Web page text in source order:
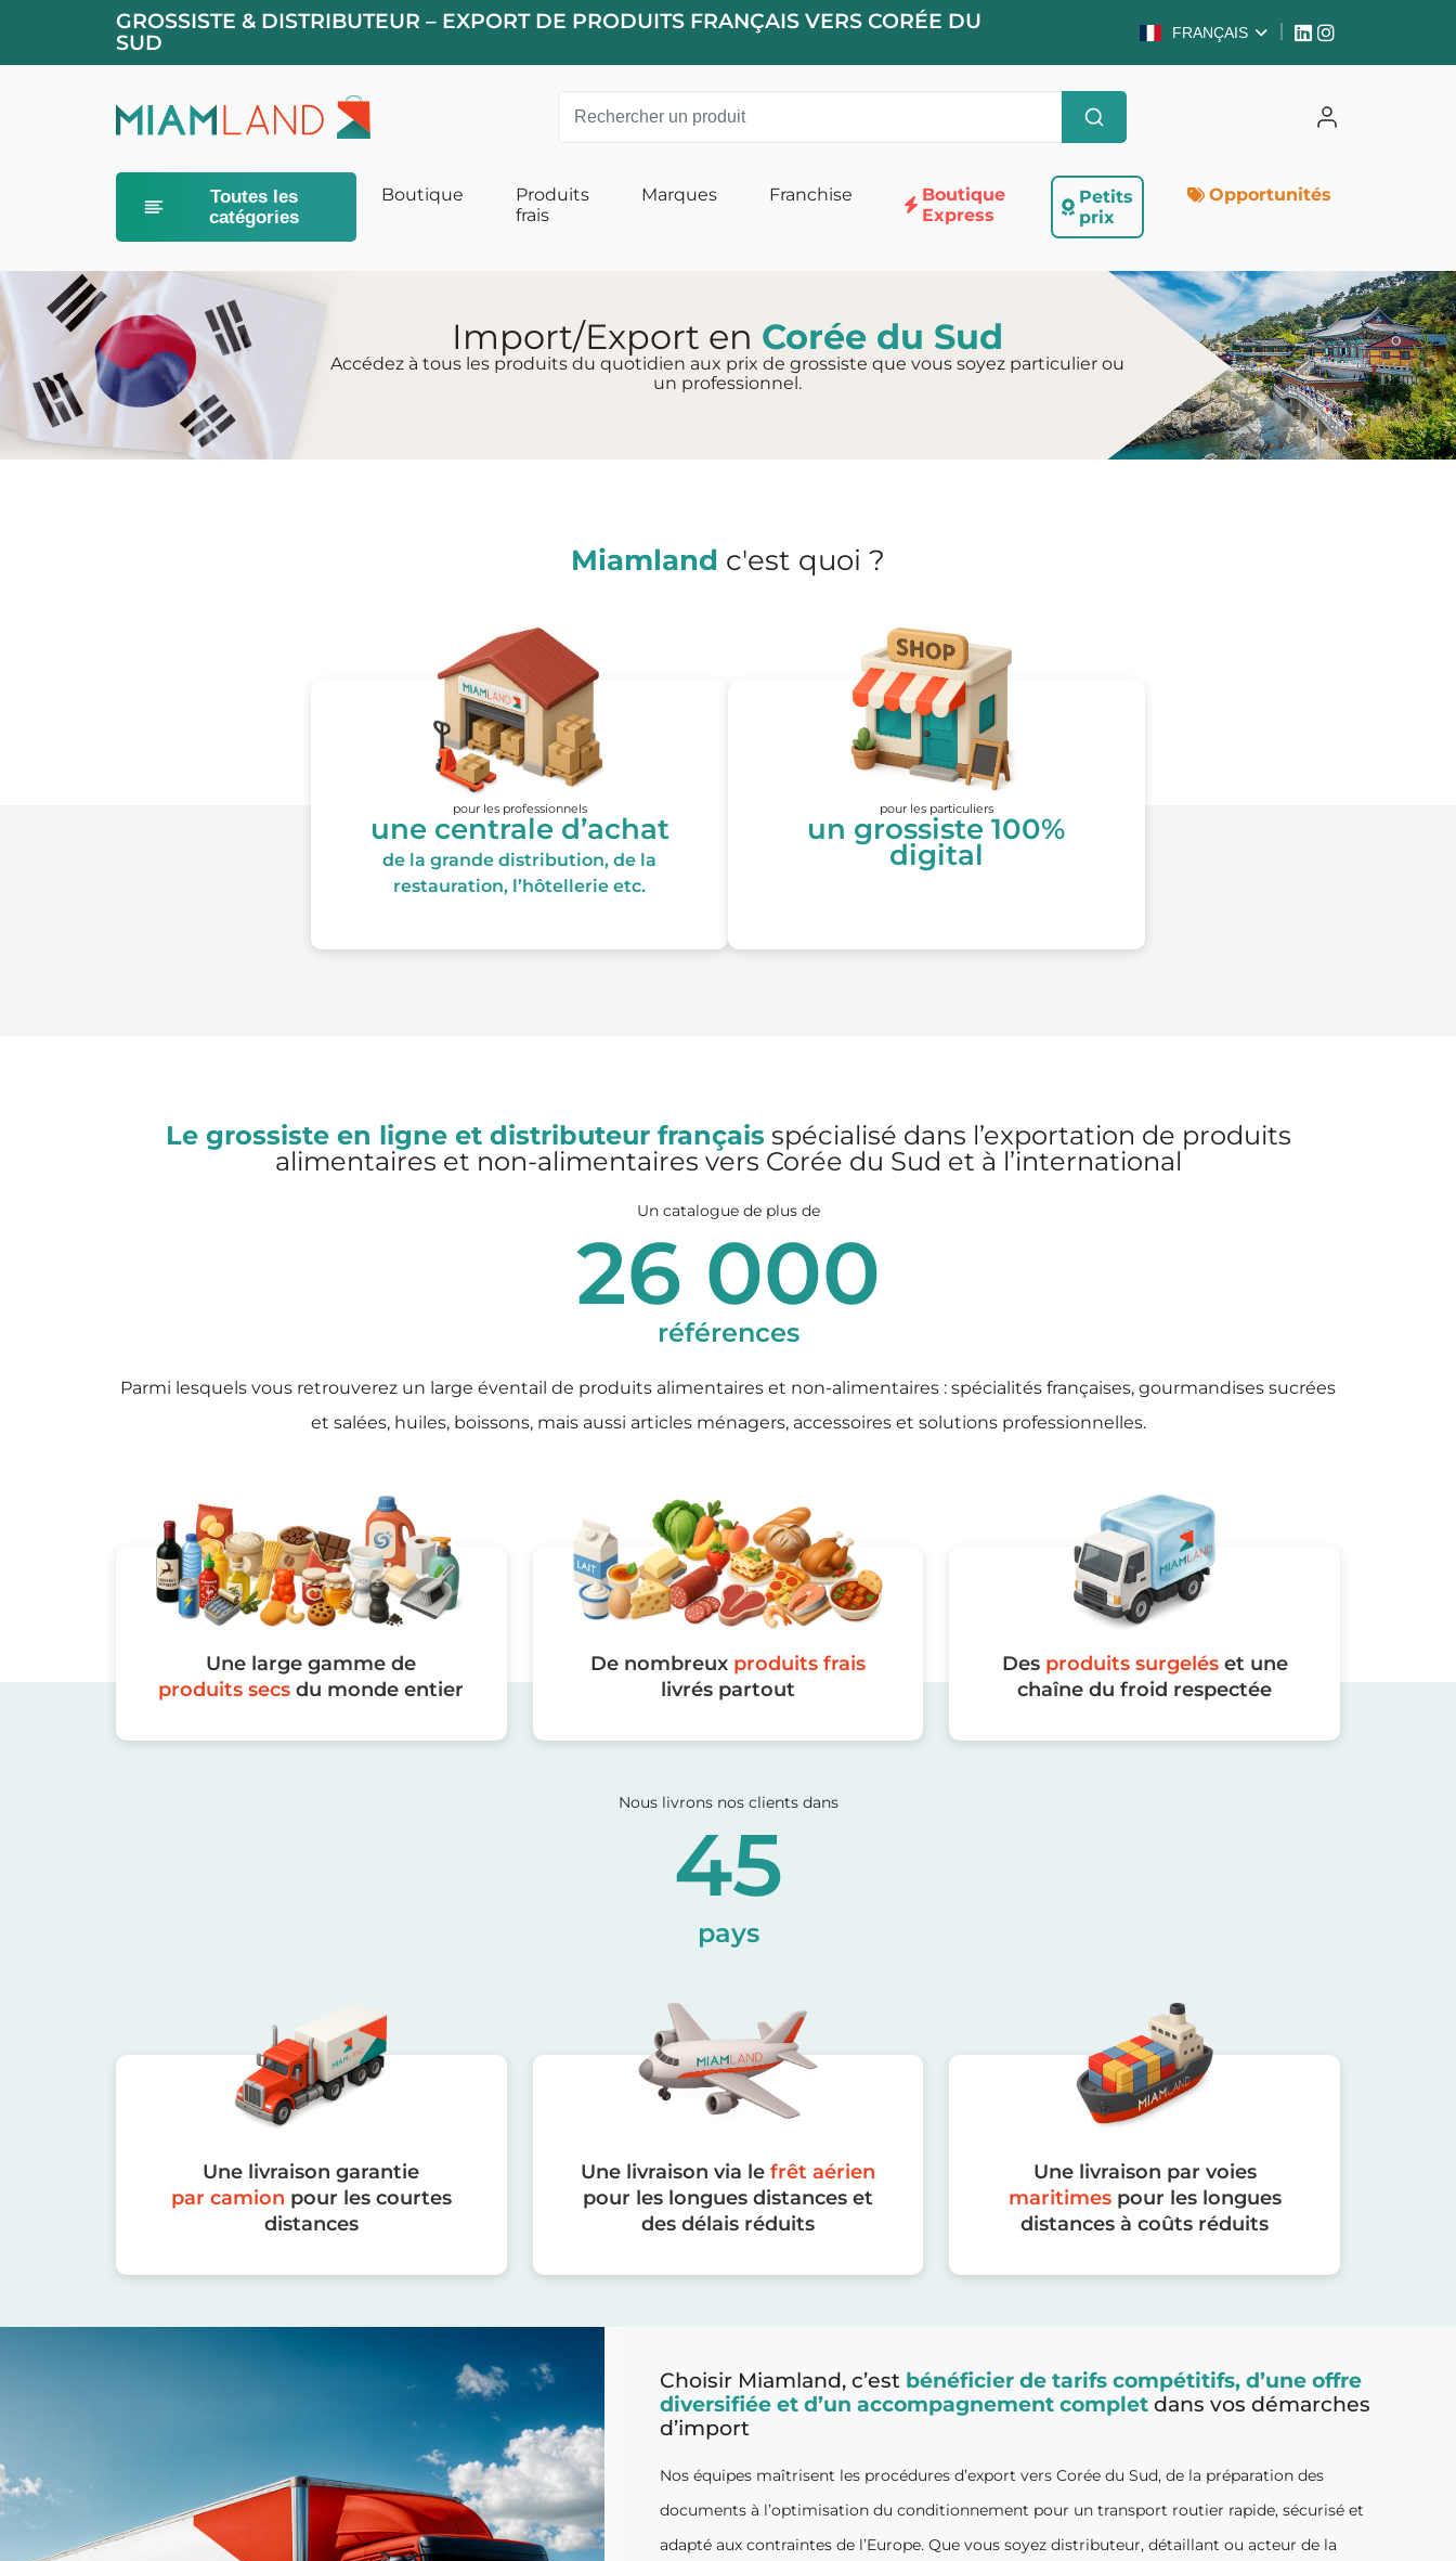
GROSSISTE & DISTRIBUTEUR – EXPORT DE PRODUITS FRANÇAIS VERS CORÉE DU
SUD
FRANÇAIS
Toutes les
catégories
Litières pour Chat Accessoires
Boutique
Produits
frais
Marques Franchise
Boutique
Express
Petits
prix
Opportunités
Import/Export en Corée du Sud
Accédez à tous les produits du quotidien aux prix de grossiste que vous soyez particulier ou
un professionnel.
Miamland c'est quoi ?
pour les professionnels
une centrale d’achat
de la grande distribution, de la
restauration, l’hôtellerie etc.
pour les particuliers
un grossiste 100%
digital
Le grossiste en ligne et distributeur français spécialisé dans l’exportation de produits
alimentaires et non-alimentaires vers Corée du Sud et à l’international
Un catalogue de plus de
26 000
références
Parmi lesquels vous retrouverez un large éventail de produits alimentaires et non-alimentaires : spécialités françaises, gourmandises sucrées
et salées, huiles, boissons, mais aussi articles ménagers, accessoires et solutions professionnelles.
Une large gamme de
produits secs du monde entier
De nombreux produits frais
livrés partout
Des produits surgeléset une
chaîne du froid respectée
Nous livrons nos clients dans
45
pays
Une livraison garantie
par camion pour les courtes
distances
Une livraison via le frêt aérien
pour les longues distances et
des délais réduits
Une livraison par voies
maritimespour les longues
distances à coûts réduits
Choisir Miamland, c’est bénéficier de tarifs compétitifs, d’une offre
diversifiée et d’un accompagnement completdans vos démarches
d’import
Nos équipes maîtrisent les procédures d’export vers Corée du Sud, de la préparation des
documents à l’optimisation du conditionnement pour un transport routier rapide, sécurisé et
adapté aux contraintes de l’Europe. Que vous soyez distributeur, détaillant ou acteur de la